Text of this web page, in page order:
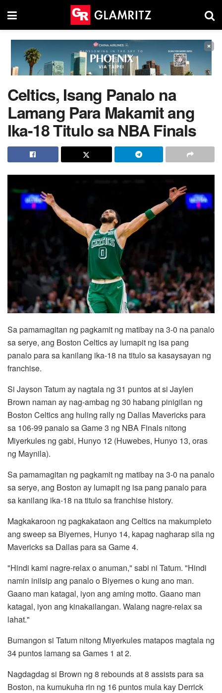
×
Celtics, Isang Panalo na
Lamang Para Makamit ang
Ika-18 Titulo sa NBA Finals
Sa pamamagitan ng pagkamit ng matibay na 3-0 na panalo
sa serye, ang Boston Celtics ay lumapit ng isa pang
panalo para sa kanilang ika-18 na titulo sa kasaysayan ng
franchise.
Si Jayson Tatum ay nagtala ng 31 puntos at si Jaylen
Brown naman ay nag-ambag ng 30 habang pinigilan ng
Boston Celtics ang huling rally ng Dallas Mavericks para
sa 106-99 panalo sa Game 3 ng NBA Finals nitong
Miyerkules ng gabi, Hunyo 12 (Huwebes, Hunyo 13, oras
ng Maynila).
Sa pamamagitan ng pagkamit ng matibay na 3-0 na panalo
sa serye, ang Boston ay lumapit ng isa pang panalo para
sa kanilang ika-18 na titulo sa franchise history.
Magkakaroon ng pagkakataon ang Celtics na makumpleto
ang sweep sa Biyernes, Hunyo 14, kapag nagharap sila ng
Mavericks sa Dallas para sa Game 4.
"Hindi kami nagre-relax o anuman," sabi ni Tatum. "Hindi
namin iniisip ang panalo o Biyernes o kung ano man.
Gaano man katagal, iyon ang aming motto. Gaano man
katagal, iyon ang kinakailangan. Walang nagre-relax sa
lahat."
Bumangon si Tatum nitong Miyerkules matapos magtala ng
34 puntos lamang sa Games 1 at 2.
Nagdagdag si Brown ng 8 rebounds at 8 assists para sa
Boston, na kumukuha rin ng 16 puntos mula kay Derrick